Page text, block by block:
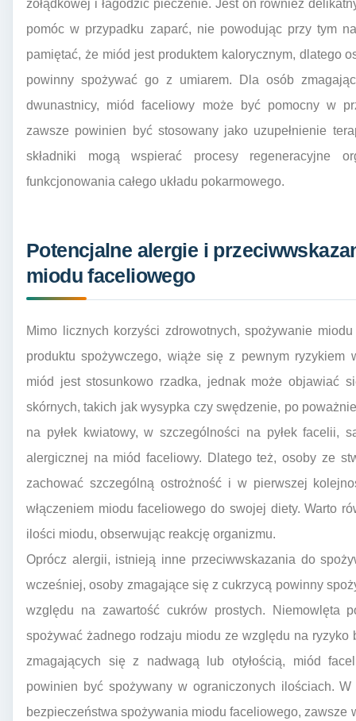
żołądkowej i łagodzić pieczenie. Jest on również
pomóc w przypadku zaparć, nie powodując przy tym
pamiętać, że miód jest produktem kalorycznym, dlatego
powinny spożywać go z umiarem. Dla osób
dwunastnicy, miód faceliowy może być pomocny w
zawsze powinien być stosowany jako uzupełnienie
składniki mogą wspierać procesy regeneracyjne
funkcjonowania całego układu pokarmowego.
Potencjalne alergie i
miodu faceliowego
Mimo licznych korzyści zdrowotnych, spożywanie
produktu spożywczego, wiąże się z pewnym ryzykiem
miód jest stosunkowo rzadka, jednak może objawiać
skórnych, takich jak wysypka czy swędzenie, po
na pyłek kwiatowy, w szczególności na pyłek facelii,
alergicznej na miód faceliowy. Dlatego też, osoby ze
zachować szczególną ostrożność i w pierwszej
włączeniem miodu faceliowego do swojej diety. Warto
ilości miodu, obserwując reakcję organizmu.
Oprócz alergii, istnieją inne przeciwwskazania do
wcześniej, osoby zmagające się z cukrzycą powinny
względu na zawartość cukrów prostych. Niemowlęta
spożywać żadnego rodzaju miodu ze względu na
zmagających się z nadwagą lub otyłością, miód
powinien być spożywany w ograniczonych ilościach.
bezpieczeństwa spożywania miodu faceliowego, zawsze